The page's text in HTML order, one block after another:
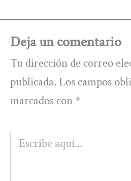
Deja un comentario
Tu dirección de correo
publicada. Los campos
marcados con *
Escribe
aquí...